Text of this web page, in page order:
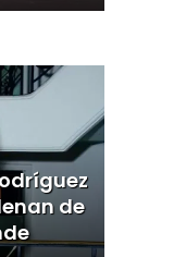
de